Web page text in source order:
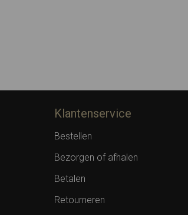
Klantenservice
Bestellen
Bezorgen of afhalen
Betalen
Retourneren